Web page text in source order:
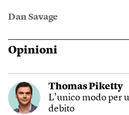
Dan Savage
Opinioni
Thomas Piketty
L’unico modo per
debito